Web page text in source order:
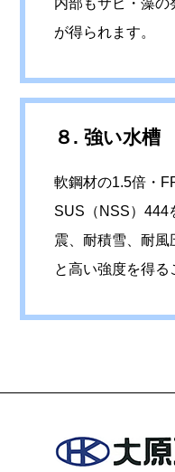
が得られます。
８. 強い水槽
軟鋼材の1.5倍・
SUS（NSS）444
震、耐積雪、耐
と高い強度を得る